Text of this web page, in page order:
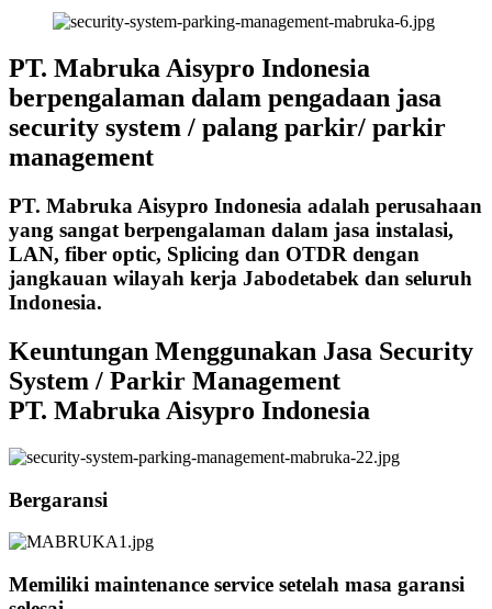
PT. Mabruka Aisypro Indonesia
berpengalaman dalam pengadaan jasa
security system / palang parkir/ parkir
management
PT. Mabruka Aisypro Indonesia adalah perusahaan
yang sangat berpengalaman dalam jasa instalasi,
LAN, fiber optic, Splicing dan OTDR dengan
jangkauan wilayah kerja Jabodetabek dan seluruh
Indonesia.
Keuntungan Menggunakan Jasa Security
System / Parkir Management
PT. Mabruka Aisypro Indonesia
Bergaransi
Memiliki maintenance service setelah masa garansi